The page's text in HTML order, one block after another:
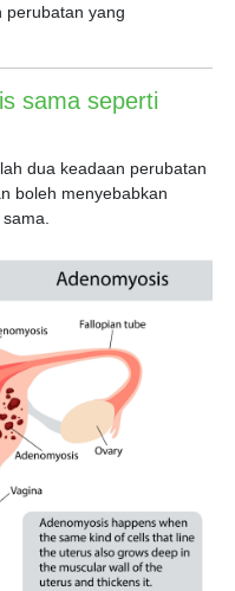
perubatan yang
sama seperti
dua keadaan perubatan
boleh menyebabkan